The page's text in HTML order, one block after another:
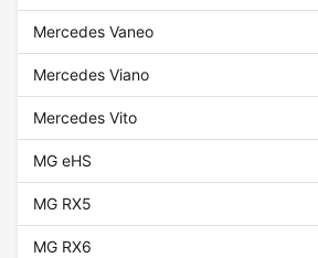
Mercedes Vaneo
Mercedes Viano
Mercedes Vito
MG eHS
MG RX5
MG RX6